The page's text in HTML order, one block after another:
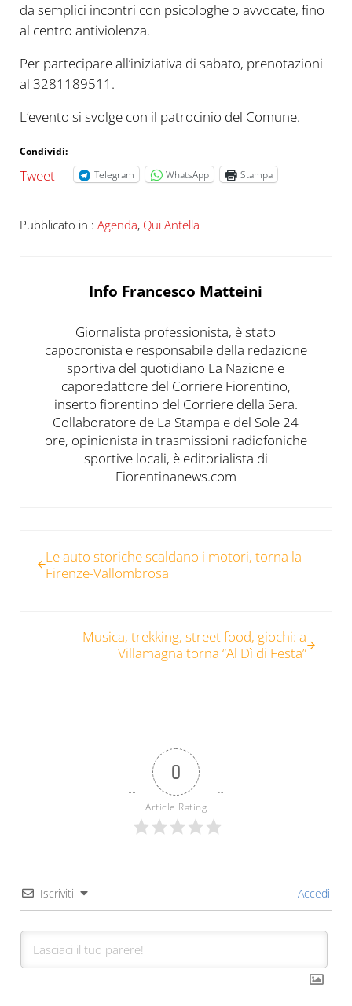
da semplici incontri con psicologhe o avvocate, fino
al centro antiviolenza.
Per partecipare all’iniziativa di sabato, prenotazioni
al 3281189511.
L’evento si svolge con il patrocinio del Comune.
Condividi:
Tweet Telegram WhatsApp Stampa
Pubblicato in : Agenda, Qui Antella
Info Francesco Matteini
Giornalista professionista, è stato
capocronista e responsabile della redazione
sportiva del quotidiano La Nazione e
caporedattore del Corriere Fiorentino,
inserto fiorentino del Corriere della Sera.
Collaboratore de La Stampa e del Sole 24
ore, opinionista in trasmissioni radiofoniche
sportive locali, è editorialista di
Fiorentinanews.com
Le auto storiche scaldano i motori, torna la
Firenze-Vallombrosa
Musica, trekking, street food, giochi: a
Villamagna torna “Al Dì di Festa”
0
Article Rating
Iscriviti Accedi